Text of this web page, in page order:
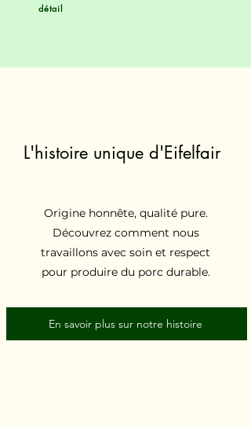
détail
L'histoire unique d'Eifelfair
Origine honnête, qualité pure.
Découvrez comment nous
travaillons avec soin et respect
pour produire du porc durable.
En savoir plus sur notre histoire